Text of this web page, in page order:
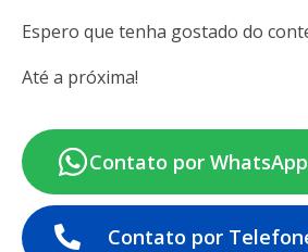
Espero que tenha gostado do
Até a próxima!
Contato por WhatsApp
Contato por